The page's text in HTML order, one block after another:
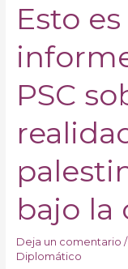
Esto
PSC
bajo la
Deja un comentario /
Diplomático
y
PSC
sobre
de
palestinos
viven
la